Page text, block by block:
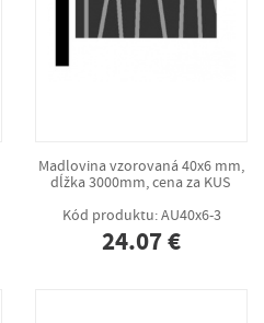
Madlovina vzorovaná 40x6 mm,
dĺžka 3000mm, cena za KUS
Kód produktu: AU40x6-3
24.07 €